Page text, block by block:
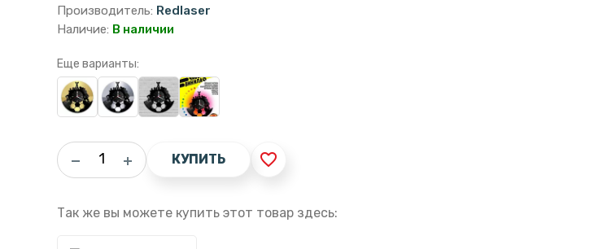
Производитель: Redlaser
Наличие: В наличии
Еще варианты:
КУПИТЬ favorite_border
Так же вы можете купить этот товар здесь: